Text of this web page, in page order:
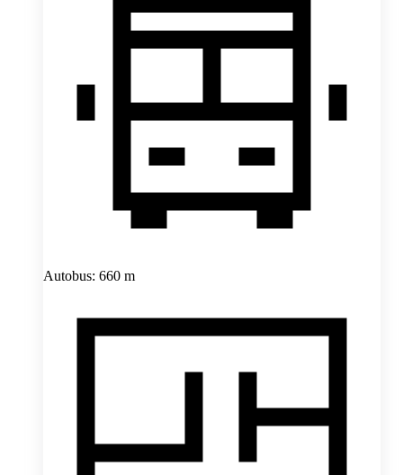
Autobus: 660 m